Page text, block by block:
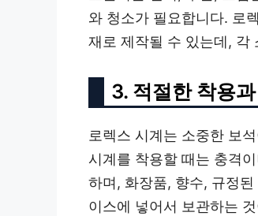
와 청소가 필요합니다. 로
재로 제작될 수 있는데, 각
3. 적절한 착용
로렉스 시계는 소중한 보
시계를 착용할 때는 충격
하며, 화장품, 향수, 규정
이스에 넣어서 보관하는